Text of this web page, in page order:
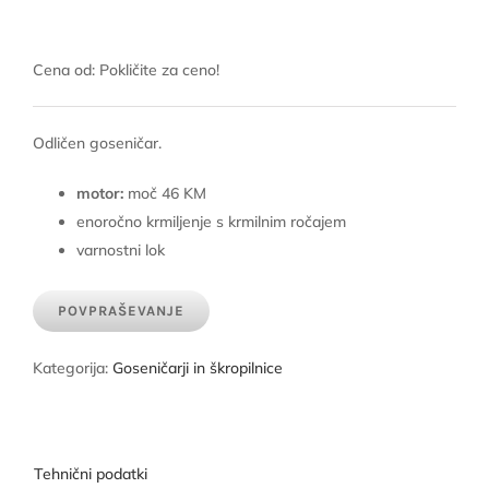
Cena od: Pokličite za ceno!
Odličen goseničar.
motor: moč 46 KM
enoročno krmiljenje s krmilnim ročajem
varnostni lok
POVPRAŠEVANJE
Kategorija: Goseničarji in škropilnice
Tehnični podatki